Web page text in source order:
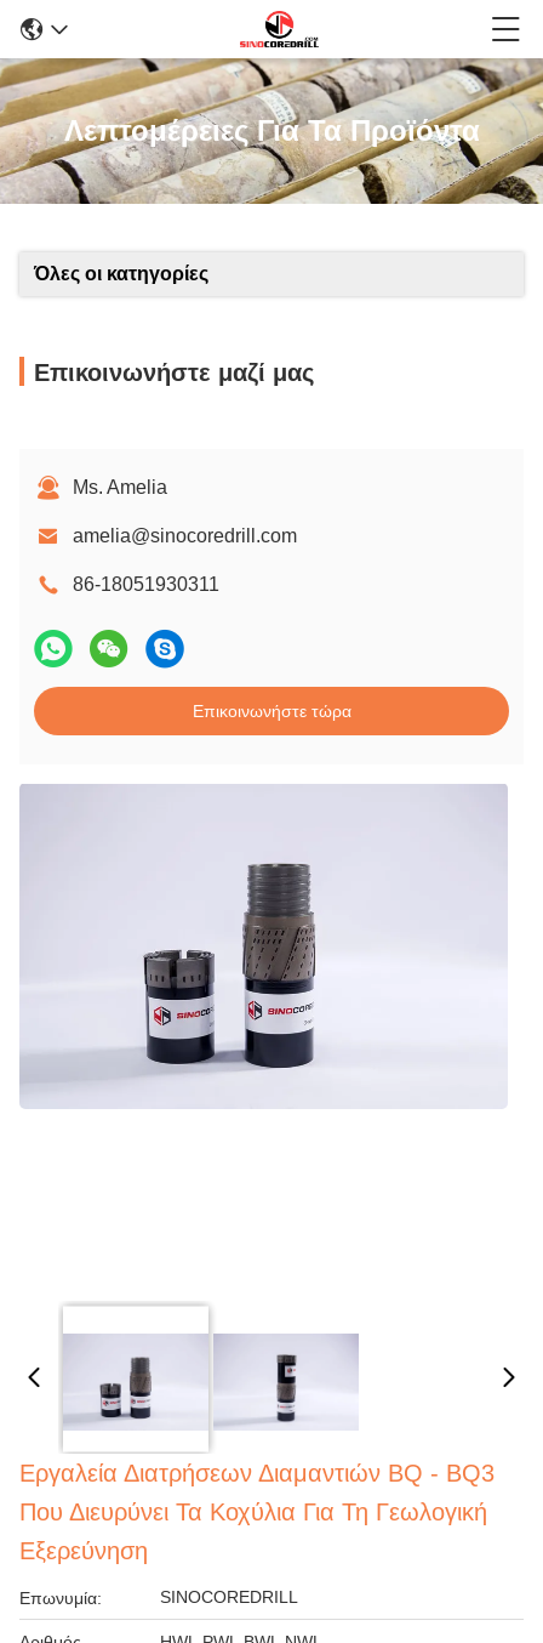
Λεπτομέρειες Για Τα Προϊόντα
Όλες οι κατηγορίες
Επικοινωνήστε μαζί μας
Ms. Amelia
amelia@sinocoredrill.com
86-18051930311
Επικοινωνήστε τώρα
Εργαλεία Διατρήσεων Διαμαντιών BQ - BQ3
Που Διευρύνει Τα Κοχύλια Για Τη Γεωλογική
Εξερεύνηση
Επωνυμία: SINOCOREDRILL